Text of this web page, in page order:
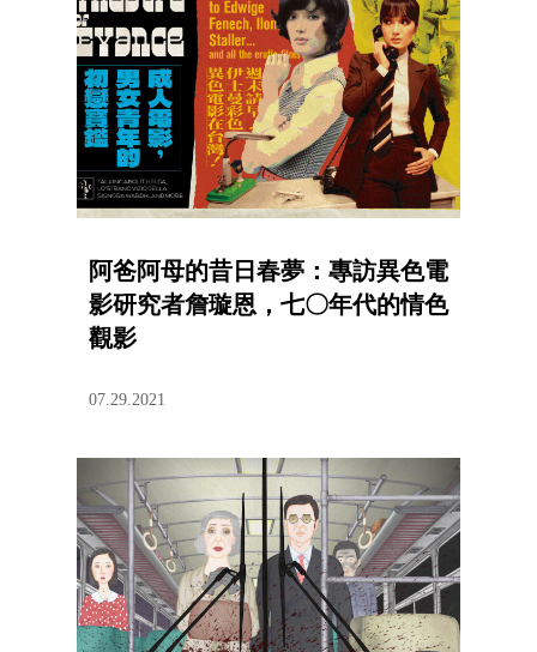
阿爸阿母的昔日春夢：專訪異色電
影研究者詹璇恩，七〇年代的情色
觀影
07.29.2021